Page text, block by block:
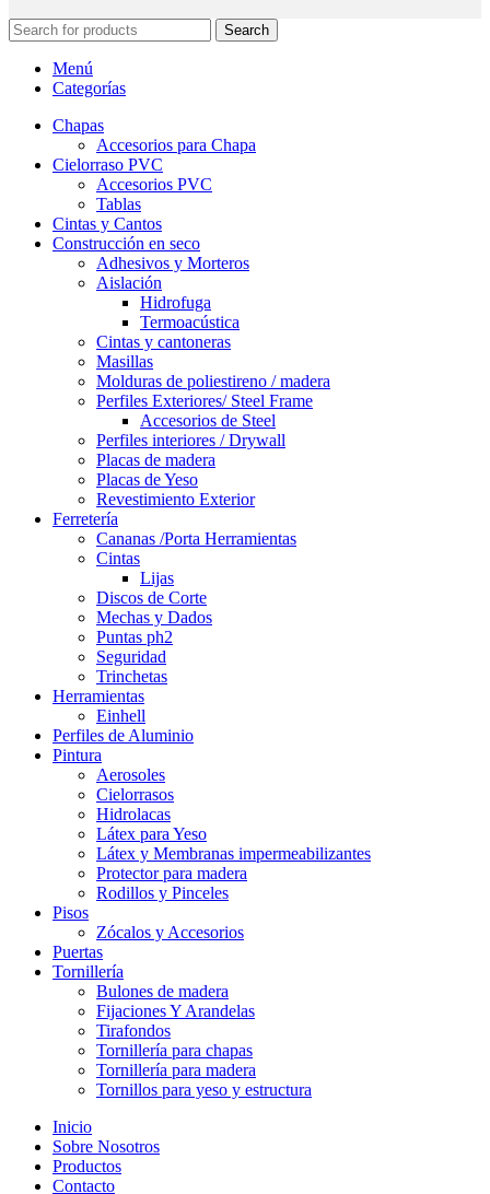
Search
Menú
Categorías
Chapas
Accesorios para Chapa
Cielorraso PVC
Accesorios PVC
Tablas
Cintas y Cantos
Construcción en seco
Adhesivos y Morteros
Aislación
Hidrofuga
Termoacústica
Cintas y cantoneras
Masillas
Molduras de poliestireno / madera
Perfiles Exteriores/ Steel Frame
Accesorios de Steel
Perfiles interiores / Drywall
Placas de madera
Placas de Yeso
Revestimiento Exterior
Ferretería
Cananas /Porta Herramientas
Cintas
Lijas
Discos de Corte
Mechas y Dados
Puntas ph2
Seguridad
Trinchetas
Herramientas
Einhell
Perfiles de Aluminio
Pintura
Aerosoles
Cielorrasos
Hidrolacas
Látex para Yeso
Látex y Membranas impermeabilizantes
Protector para madera
Rodillos y Pinceles
Pisos
Zócalos y Accesorios
Puertas
Tornillería
Bulones de madera
Fijaciones Y Arandelas
Tirafondos
Tornillería para chapas
Tornillería para madera
Tornillos para yeso y estructura
Inicio
Sobre Nosotros
Productos
Contacto